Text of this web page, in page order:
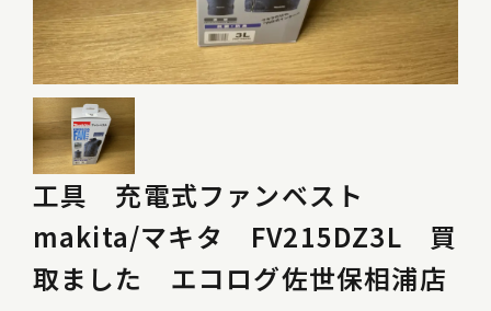
工具 充電式ファンベスト
makita/マキタ FV215DZ3L 買
取ました エコログ佐世保相浦店